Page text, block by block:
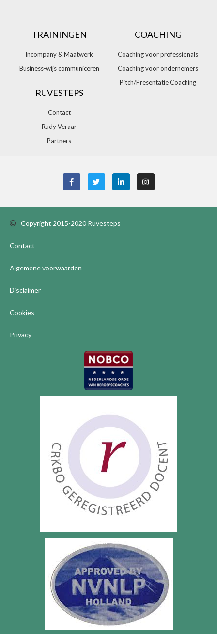
TRAININGEN
Incompany & Maatwerk
Business-wijs communiceren
COACHING
Coaching voor professionals
Coaching voor ondernemers
Pitch/Presentatie Coaching
RUVESTEPS
Contact
Rudy Veraar
Partners
Copyright 2015-2020 Ruvesteps
Contact
Algemene voorwaarden
Disclaimer
Cookies
Privacy